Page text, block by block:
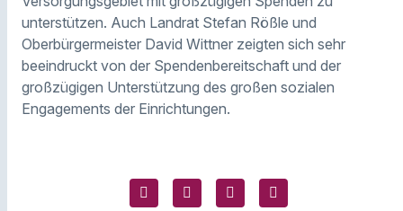
unterstützen. Auch Landrat Stefan Rößle und
Oberbürgermeister David Wittner zeigten sich sehr
beeindruckt von der Spendenbereitschaft und der
großzügigen Unterstützung des großen sozialen
Engagements der Einrichtungen.